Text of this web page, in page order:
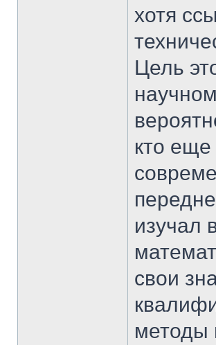
хотя
Цель
кто
изучал
свои
методы